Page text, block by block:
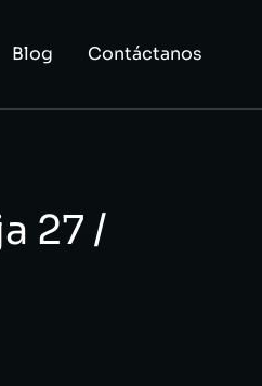
Blog Contáctanos
27 /